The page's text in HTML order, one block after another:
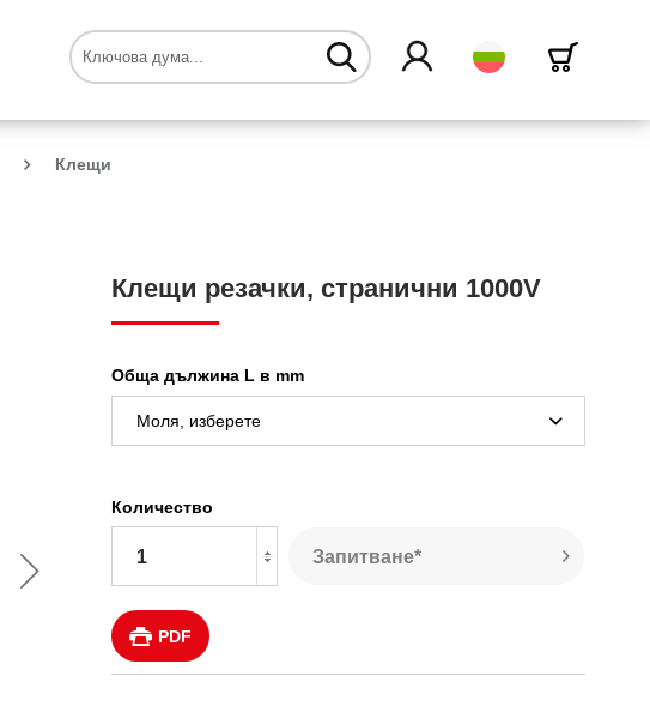
български
Клещи
Клещи резачки, странични 1000V
Обща дължина L в mm
Количество
Запитване*
PDF